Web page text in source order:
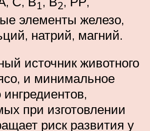
1 2
элементы железо,
натрий, магний.
источник животного
и минимальное
ингредиентов,
при изготовлении
риск развития у